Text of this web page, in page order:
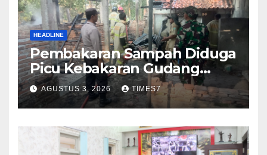
HEADLINE
Pembakaran Sampah Diduga
Picu Kebakaran Gudang
Furniture di Kebumen
AGUSTUS 3, 2026 TIMES7